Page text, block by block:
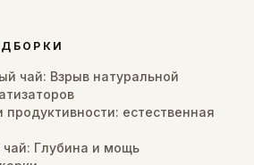
чай: Взрыв натуральной
естественная
Глубина и мощь